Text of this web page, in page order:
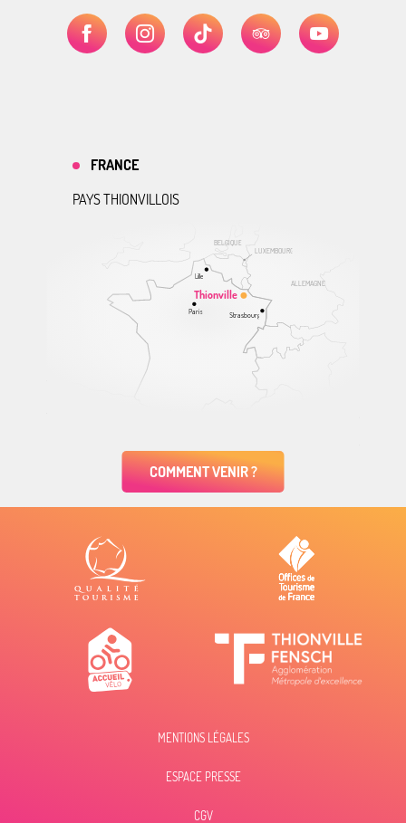
ALLEMAGNE
BELGIQUE
LUXEMBOURG
Thionville
Lille
Paris Strasbourg
FRANCE
PAYS THIONVILLOIS
COMMENT VENIR ?
MENTIONS LÉGALES
ESPACE PRESSE
CGV